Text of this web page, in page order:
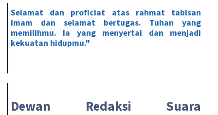
Selamat dan proficiat atas rahmat tabisan
imam dan selamat bertugas. Tuhan yang
memilihmu. Ia yang menyertai dan menjadi
kekuatan hidupmu."
Dewan Redaksi Suara